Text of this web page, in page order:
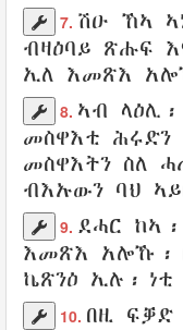
7. ሽዑ ኸኣ
ብዛዕባይ ጽሑፍ
ኢለ እመጽእ
8. ኣብ ላዕሊ
መስዋእቲ ሕሩድን
መስዋእትን ስለ
ብእኡውን ባህ
9. ደሓር
እመጽእ አሎኹ፡
ኬጽንዕ ኢሉ፡ ነቲ
10. በዚ ፍቓድ